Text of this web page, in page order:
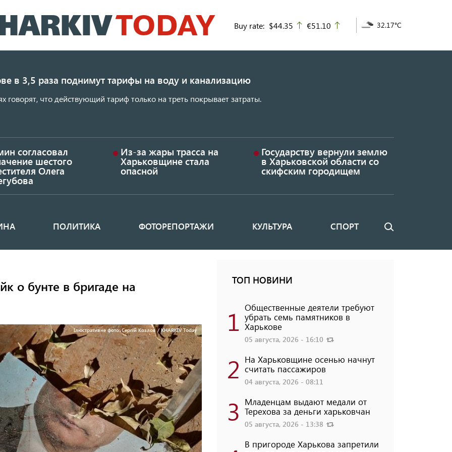
к
основному
Buy rate: $44.35 up
€51.10 32.17°C
в 3,5 раза поднимут тарифы на воду и канализацию
говорят, что действующий тариф только на треть покрывает затраты.
согласовал
шестого
Олега
Из-за жары трасса на
Харьковщине стала
опасной
Государству вернули землю
в Харьковской области со
скифским городищем
ПОЛИТИКА ФОТОРЕПОРТАЖИ КУЛЬТУРА СПОРТ Поиск
о бунте в бригаде на
Ілюстративне фото: Сергій Козлов / KHARKIV Today
ТОП НОВИНИ
1 Общественные деятели требуют
убрать семь памятников в
Харькове
05 августа, 2026 - 16:10
2 На Харьковщине осенью начнут
считать пассажиров
04 августа, 2026 - 08:11
3 Младенцам выдают медали от
Терехова за деньги харьковчан
05 августа, 2026 - 13:38
В пригороде Харькова запретили